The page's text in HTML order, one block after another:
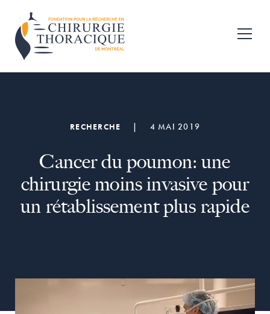
navigation
contenu
principal
Fondation
pour
RECHERCHE | 4 MAI 2019
Cancer du poumon: une
chirurgie moins invasive pour
un rétablissement plus rapide